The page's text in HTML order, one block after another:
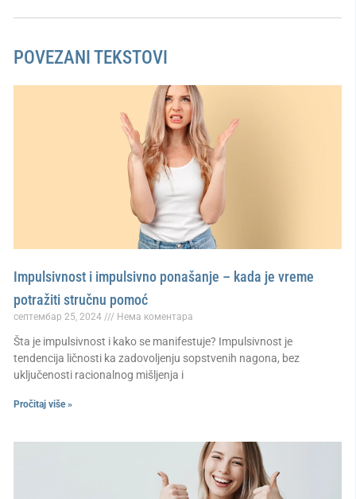
POVEZANI TEKSTOVI
Impulsivnost i impulsivno ponašanje – kada je vreme
potražiti stručnu pomoć
септембар 25, 2024 Нема коментара
Šta je impulsivnost i kako se manifestuje? Impulsivnost je
tendencija ličnosti ka zadovoljenju sopstvenih nagona, bez
uključenosti racionalnog mišljenja i
Pročitaj više »